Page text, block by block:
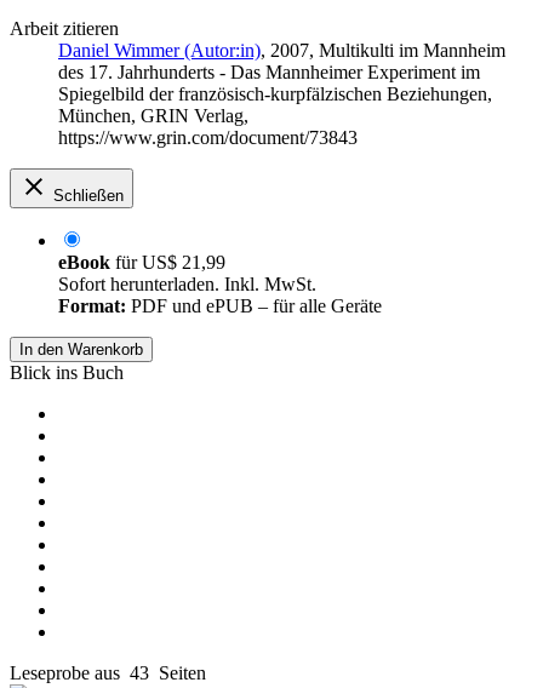
Arbeit zitieren
Daniel Wimmer (Autor:in), 2007, Multikulti im Mannheim
des 17. Jahrhunderts - Das Mannheimer Experiment im
Spiegelbild der französisch-kurpfälzischen Beziehungen,
München, GRIN Verlag,
https://www.grin.com/document/73843
Schließen
eBook fürUS$ 21,99
Sofort herunterladen. Inkl. MwSt.
Format: PDF und ePUB – für alle Geräte
In den Warenkorb
Blick ins Buch
Leseprobe aus 43 Seiten